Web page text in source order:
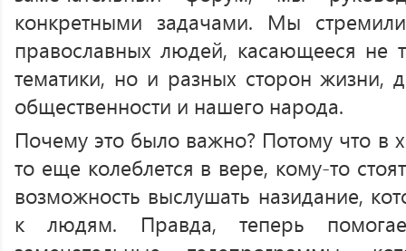
конкретными задачами. Мы
православных людей, касающееся не
тематики, но и разных сторон жизни,
общественности и нашего народа.
Почему это было важно? Потому что в
то еще колеблется в вере, кому-то
возможность выслушать назидание,
к людям. Правда, теперь